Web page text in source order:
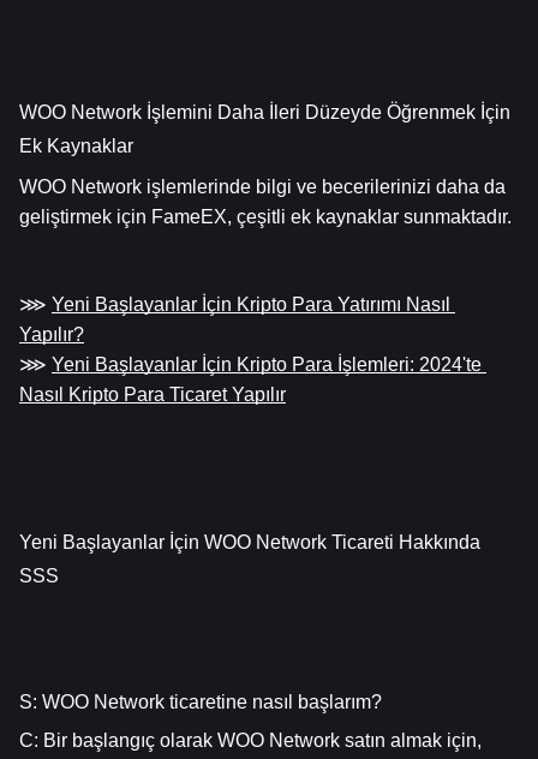
WOO Network İşlemini Daha İleri Düzeyde Öğrenmek İçin
Ek Kaynaklar
WOO Network işlemlerinde bilgi ve becerilerinizi daha da
geliştirmek için FameEX, çeşitli ek kaynaklar sunmaktadır.
⋙ Yeni Başlayanlar İçin Kripto Para Yatırımı Nasıl
Yapılır?
⋙ Yeni Başlayanlar İçin Kripto Para İşlemleri: 2024'te
Nasıl Kripto Para Ticaret Yapılır
Yeni Başlayanlar İçin WOO Network Ticareti Hakkında
SSS
S: WOO Network ticaretine nasıl başlarım?
C: Bir başlangıç olarak WOO Network satın almak için,